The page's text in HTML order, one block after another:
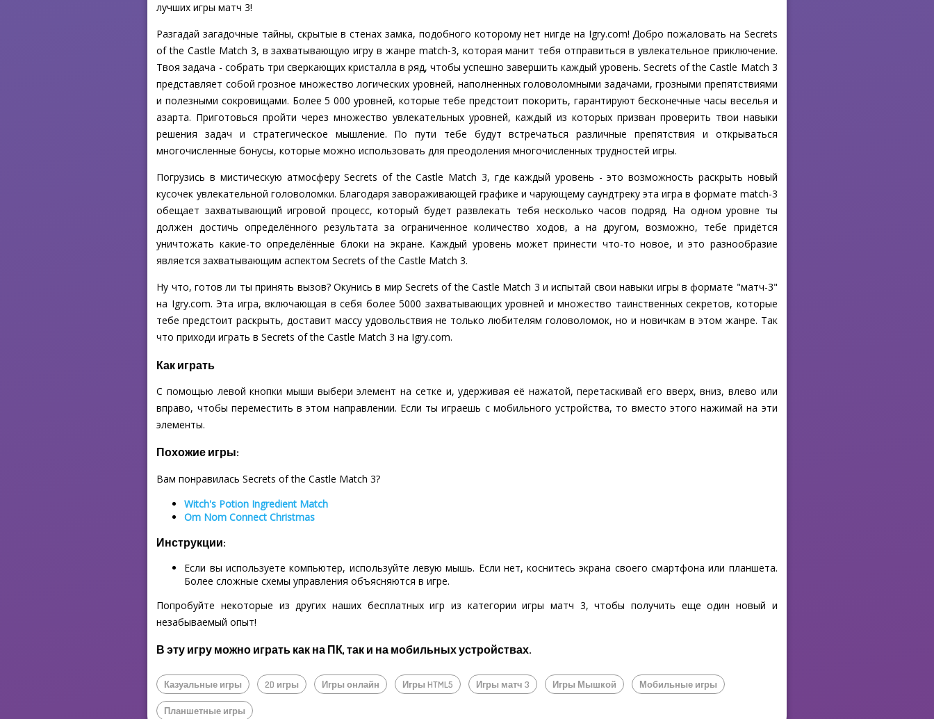
лучших игры матч 3!
Разгадай загадочные тайны, скрытые в стенах замка, подобного которому нет нигде на Igry.com! Добро пожаловать на Secrets
of the Castle Match 3, в захватывающую игру в жанре match-3, которая манит тебя отправиться в увлекательное приключение.
Твоя задача - собрать три сверкающих кристалла в ряд, чтобы успешно завершить каждый уровень. Secrets of the Castle Match 3
представляет собой грозное множество логических уровней, наполненных головоломными задачами, грозными препятствиями
и полезными сокровищами. Более 5 000 уровней, которые тебе предстоит покорить, гарантируют бесконечные часы веселья и
азарта. Приготовься пройти через множество увлекательных уровней, каждый из которых призван проверить твои навыки
решения задач и стратегическое мышление. По пути тебе будут встречаться различные препятствия и открываться
многочисленные бонусы, которые можно использовать для преодоления многочисленных трудностей игры.
Погрузись в мистическую атмосферу Secrets of the Castle Match 3, где каждый уровень - это возможность раскрыть новый
кусочек увлекательной головоломки. Благодаря завораживающей графике и чарующему саундтреку эта игра в формате match-3
обещает захватывающий игровой процесс, который будет развлекать тебя несколько часов подряд. На одном уровне ты
должен достичь определённого результата за ограниченное количество ходов, а на другом, возможно, тебе придётся
уничтожать какие-то определённые блоки на экране. Каждый уровень может принести что-то новое, и это разнообразие
является захватывающим аспектом Secrets of the Castle Match 3.
Ну что, готов ли ты принять вызов? Окунись в мир Secrets of the Castle Match 3 и испытай свои навыки игры в формате "матч-3"
на Igry.com. Эта игра, включающая в себя более 5000 захватывающих уровней и множество таинственных секретов, которые
тебе предстоит раскрыть, доставит массу удовольствия не только любителям головоломок, но и новичкам в этом жанре. Так
что приходи играть в Secrets of the Castle Match 3 на Igry.com.
Как играть
С помощью левой кнопки мыши выбери элемент на сетке и, удерживая её нажатой, перетаскивай его вверх, вниз, влево или
вправо, чтобы переместить в этом направлении. Если ты играешь с мобильного устройства, то вместо этого нажимай на эти
элементы.
Похожие игры:
Вам понравилась Secrets of the Castle Match 3?
Witch's Potion Ingredient Match
Om Nom Connect Christmas
Инструкции:
Если вы используете компьютер, используйте левую мышь. Если нет, коснитесь экрана своего смартфона или планшета.
Более сложные схемы управления объясняются в игре.
Попробуйте некоторые из других наших бесплатных игр из категории игры матч 3, чтобы получить еще один новый и
незабываемый опыт!
В эту игру можно играть как на ПК, так и на мобильных устройствах.
Казуальные игры 2D игры Игры онлайн Игры HTML5 Игры матч 3 Игры Мышкой Мобильные игры
Планшетные игры